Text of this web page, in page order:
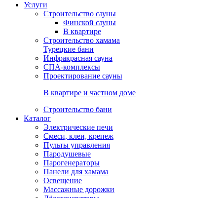
Услуги
Строительство сауны
Финской сауны
В квартире
Строительство хамама
Турецкие бани
Инфракрасная сауна
СПА-комплексы
Проектирование сауны
В квартире и частном доме
Строительство бани
Каталог
Электрические печи
Смеси, клеи, крепеж
Пульты управления
Пародушевые
Парогенераторы
Панели для хамама
Освещение
Массажные дорожки